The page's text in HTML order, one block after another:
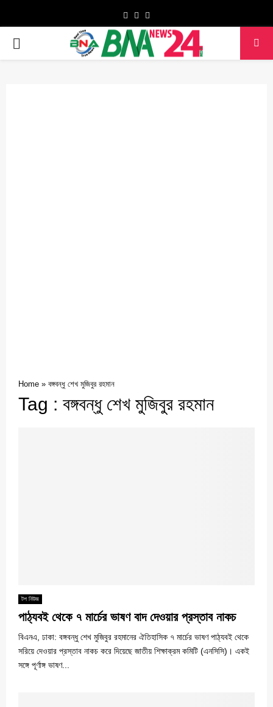
Facebook
Twitter
PRIMARY
Home » বঙ্গবন্ধু শেখ মুজিবুর রহমান
Tag : বঙ্গবন্ধু শেখ মুজিবুর রহমান
টপ নিউজ
পাঠ্যবই থেকে ৭ মার্চের ভাষণ বাদ দেওয়ার প্রস্তাব নাকচ
বিএনএ, ঢাকা: বঙ্গবন্ধু শেখ মুজিবুর রহমানের ঐতিহাসিক ৭ মার্চের ভাষণ পাঠ্যবই থেকে
সরিয়ে দেওয়ার প্রস্তাব নাকচ করে দিয়েছে জাতীয় শিক্ষাক্রম কমিটি (এনসিসি)। একই
সঙ্গে পূর্ণাঙ্গ ভাষণ...